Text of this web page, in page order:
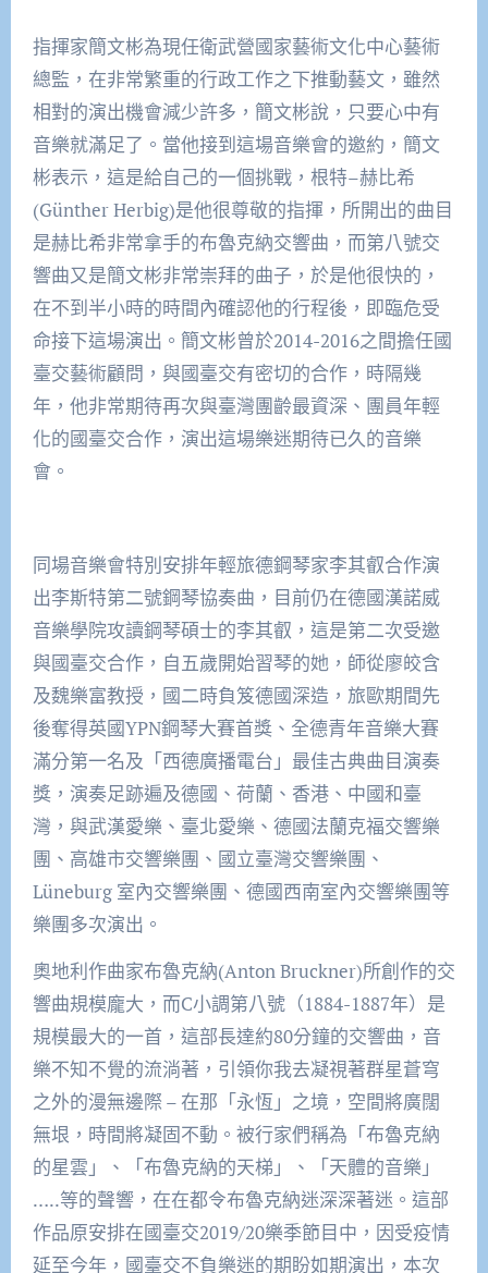
指揮家簡文彬為現任衛武營國家藝術文化中心藝術
總監，在非常繁重的行政工作之下推動藝文，雖然
相對的演出機會減少許多，簡文彬說，只要心中有
音樂就滿足了。當他接到這場音樂會的邀約，簡文
彬表示，這是給自己的一個挑戰，根特–赫比希
(Günther Herbig)是他很尊敬的指揮，所開出的曲目
是赫比希非常拿手的布魯克納交響曲，而第八號交
響曲又是簡文彬非常崇拜的曲子，於是他很快的，
在不到半小時的時間內確認他的行程後，即臨危受
命接下這場演出。簡文彬曾於2014-2016之間擔任國
臺交藝術顧問，與國臺交有密切的合作，時隔幾
年，他非常期待再次與臺灣團齡最資深、團員年輕
化的國臺交合作，演出這場樂迷期待已久的音樂
會。
同場音樂會特別安排年輕旅德鋼琴家李其叡合作演
出李斯特第二號鋼琴協奏曲，目前仍在德國漢諾威
音樂學院攻讀鋼琴碩士的李其叡，這是第二次受邀
與國臺交合作，自五歲開始習琴的她，師從廖皎含
及魏樂富教授，國二時負笈德國深造，旅歐期間先
後奪得英國YPN鋼琴大賽首獎、全德青年音樂大賽
滿分第一名及「西德廣播電台」最佳古典曲目演奏
獎，演奏足跡遍及德國、荷蘭、香港、中國和臺
灣，與武漢愛樂、臺北愛樂、德國法蘭克福交響樂
團、高雄市交響樂團、國立臺灣交響樂團、
Lüneburg 室內交響樂團、德國西南室內交響樂團等
樂團多次演出。
奧地利作曲家布魯克納(Anton Bruckner)所創作的交
響曲規模龐大，而C小調第八號（1884-1887年）是
規模最大的一首，這部長達約80分鐘的交響曲，音
樂不知不覺的流淌著，引領你我去凝視著群星蒼穹
之外的漫無邊際 – 在那「永恆」之境，空間將廣闊
無垠，時間將凝固不動。被行家們稱為「布魯克納
的星雲」、「布魯克納的天梯」、「天體的音樂」
…..等的聲響，在在都令布魯克納迷深深著迷。這部
作品原安排在國臺交2019/20樂季節目中，因受疫情
延至今年，國臺交不負樂迷的期盼如期演出，本次